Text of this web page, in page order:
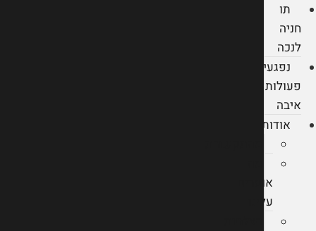
תו
חניה
לנכה
נפגעי
פעולות
איבה
אודות
אומרים
עלינו